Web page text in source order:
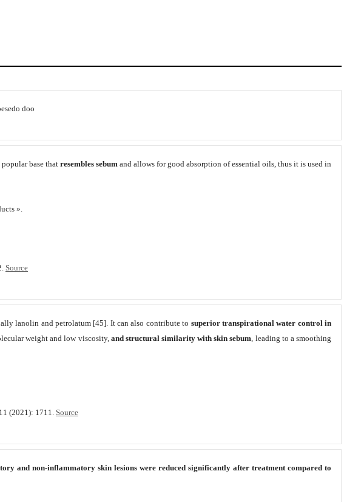
doo
base that resembles sebum and allows for good absorption of essential oils, thus it is used in
».
Source
lanolin and petrolatum [45]. It can also contribute to superior transpirational water control in
weight and low viscosity,and structural similarity with skin sebum, leading to a smoothing
(2021): 1711. Source
and non-inflammatory skin lesions were reduced significantly after treatment compared to